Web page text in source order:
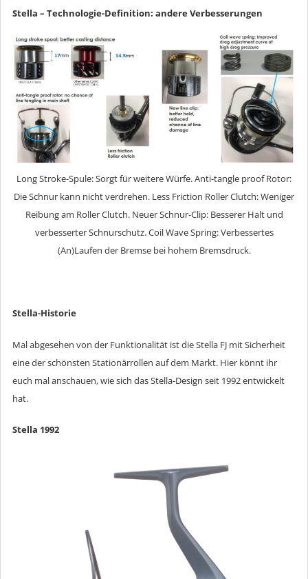
Stella – Technologie-Definition: andere Verbesserungen
Long Stroke-Spule: Sorgt für weitere Würfe. Anti-tangle proof Rotor:
Die Schnur kann nicht verdrehen. Less Friction Roller Clutch: Weniger
Reibung am Roller Clutch. Neuer Schnur-Clip: Besserer Halt und
verbesserter Schnurschutz. Coil Wave Spring: Verbessertes
(An)Laufen der Bremse bei hohem Bremsdruck.
Stella-Historie
Mal abgesehen von der Funktionalität ist die Stella FJ mit Sicherheit
eine der schönsten Stationärrollen auf dem Markt. Hier könnt ihr
euch mal anschauen, wie sich das Stella-Design seit 1992 entwickelt
hat.
Stella 1992